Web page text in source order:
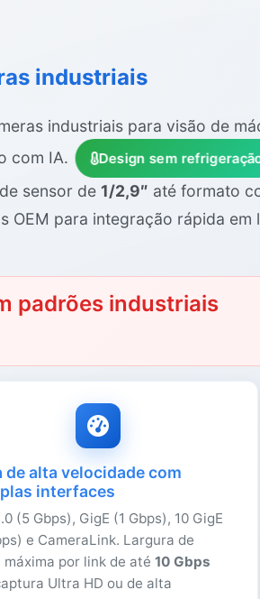
industriais
industriais para visão de
com IA.
Design sem
sensor de 1/2,9″ até formato
OEM para integração rápida
padrões industriais
de alta velocidade com
interfaces
(5 Gbps), GigE (1 Gbps), 10 GigE
e CameraLink. Largura de
máxima por link de até 10 Gbps
Ultra HD ou de alta